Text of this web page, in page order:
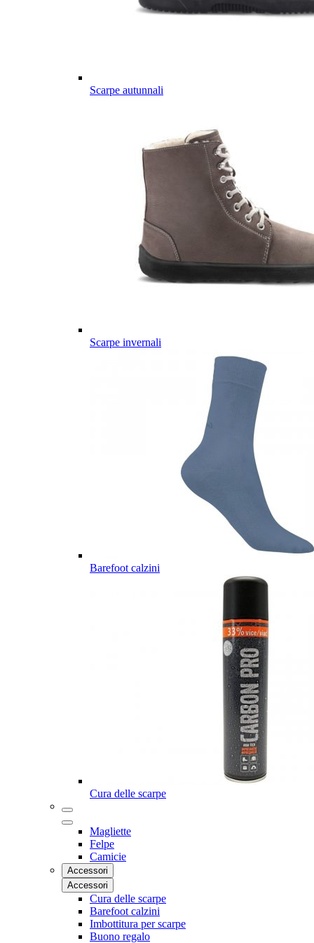
Scarpe autunnali
Scarpe invernali
Barefoot calzini
Cura delle scarpe
Magliette
Felpe
Camicie
Accessori
Accessori
Cura delle scarpe
Barefoot calzini
Imbottitura per scarpe
Buono regalo